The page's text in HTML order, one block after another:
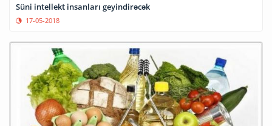
Süni intellekt insanları geyindirəcək
17-05-2018